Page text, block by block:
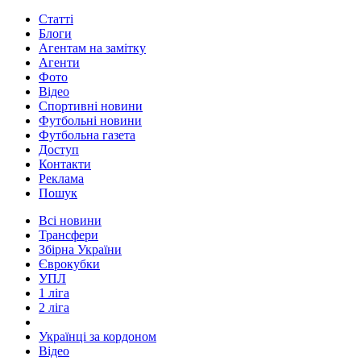
Статті
Блоги
Агентам на замітку
Агенти
Фото
Відео
Спортивні новини
Футбольні новини
Футбольна газета
Доступ
Контакти
Реклама
Пошук
Всі новини
Трансфери
Збірна України
Єврокубки
УПЛ
1 ліга
2 ліга
Українці за кордоном
Відео